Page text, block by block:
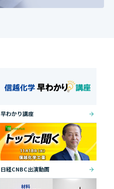
早わかり講座
日経CNBC出演動画